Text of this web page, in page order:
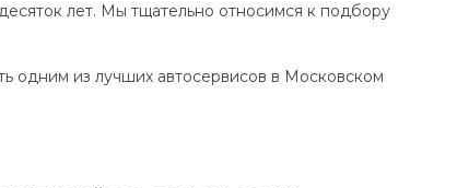
лет. Мы тщательно относимся к подбору
одним из лучших автосервисов в Московском